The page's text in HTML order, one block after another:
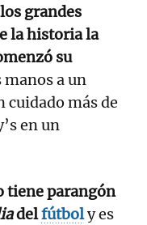
grandes
la historia la
su
manos a un
cuidado más de
en un
tiene parangón
delfútboly es